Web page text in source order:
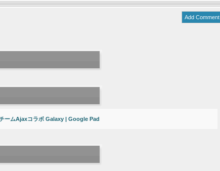
Add Comment
ームAjaxコラボ Galaxy | Google Pad